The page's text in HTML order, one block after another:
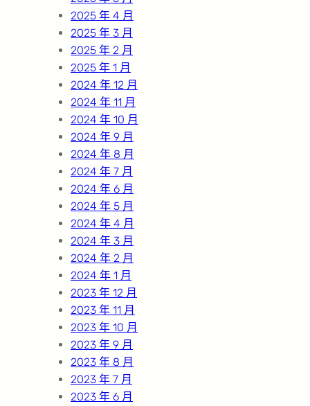
2025 年 4 月
2025 年 3 月
2025 年 2 月
2025 年 1 月
2024 年 12 月
2024 年 11 月
2024 年 10 月
2024 年 9 月
2024 年 8 月
2024 年 7 月
2024 年 6 月
2024 年 5 月
2024 年 4 月
2024 年 3 月
2024 年 2 月
2024 年 1 月
2023 年 12 月
2023 年 11 月
2023 年 10 月
2023 年 9 月
2023 年 8 月
2023 年 7 月
2023 年 6 月